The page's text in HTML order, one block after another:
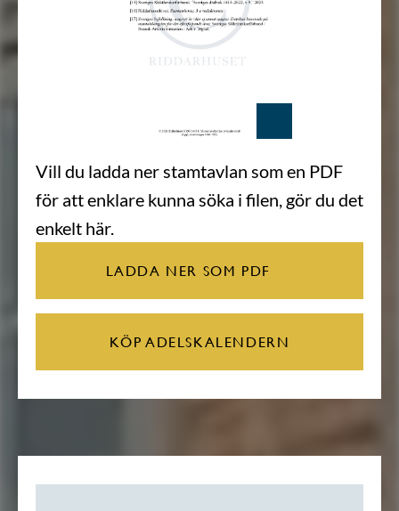
Vill du ladda ner stamtavlan som en PDF
för att enklare kunna söka i filen, gör du det
enkelt här.
LADDA NER SOM PDF
KÖP ADELSKALENDERN